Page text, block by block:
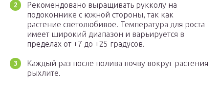
Рекомендовано выращивать рукколу на
подоконнике с южной стороны, так как
растение светолюбивое. Температура для роста
имеет широкий диапазон и варьируется в
пределах от +7 до +25 градусов.
Каждый раз после полива почву вокруг растения
рыхлите.